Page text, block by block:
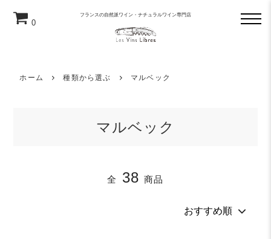
フランスの自然派ワイン・ナチュラルワイン専門店
0
ホーム 種類から選ぶ マルベック
マルベック
全 38 商品